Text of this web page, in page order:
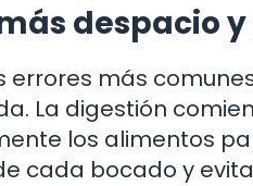
despacio
errores más
La digestión
los alimentos
cada bocado y